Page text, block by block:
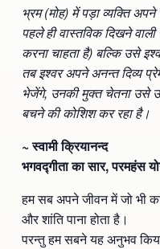
Ananda Music
Spiritual Sundays
Corporate
School/University
Contact
Donate
Seva
Donate
भ्रम (मोह) में पड़ा व्यक्ति
पहले ही वास्तविक दिखने
करना चाहता है) बल्कि उसे
तब इश्वर अपने अनन्त दिव्य
भेजेंगे, उनकी मुक्त चेतना उसे
बचने की कोशिश कर रहा है।
~ स्वामी क्रियानन्द
भगवद्गीता का सार, परमहंस
हम सब अपने जीवन में जो भी
और शांति पाना होता है।
परन्तु हम सबने यह अनुभव